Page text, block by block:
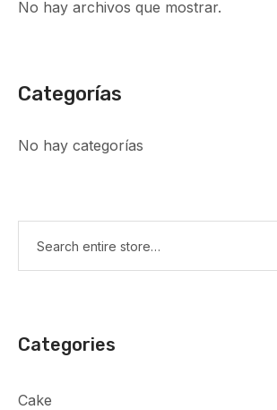
No hay archivos que mostrar.
Categorías
No hay categorías
Categories
Cake